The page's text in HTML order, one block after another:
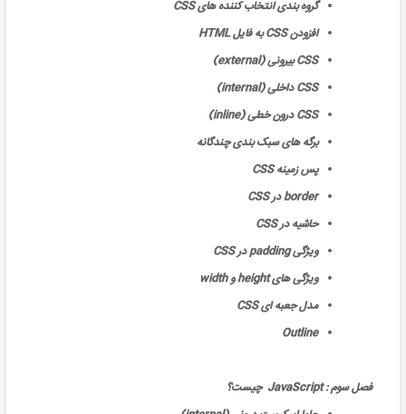
گروه بندی انتخاب کننده های CSS
افزودن CSS به فایل HTML
CSS بیرونی (external)
CSS داخلی (internal)
CSS درون خطی (inline)
برگه های سبک بندی چندگانه
پس زمینه CSS
border در CSS
حاشیه در CSS
ویژگی padding در CSS
ویژگی های height و width
مدل جعبه ای CSS
Outline
فصل سوم : JavaScript چیست؟